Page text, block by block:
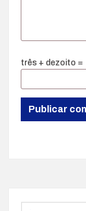
três + dezoito =